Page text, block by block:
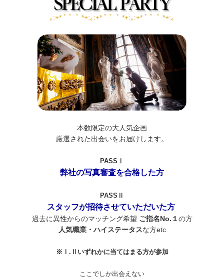
｡:+* ﾟ ゜ﾟ *+:｡:+* ﾟ ゜ﾟ *+:｡:+* ﾟ ゜ﾟ *+:｡
本数限定の大人気企画
厳選された出会いをお届けします。
PASSⅠ
弊社の写真審査を合格した方
PASSⅡ
スタッフが招待させていただいた方
過去に異性からのマッチング希望 ご指名No.１の方
人気職業・ハイステータスな方etc
※Ⅰ.Ⅱいずれかに当てはまる方が参加
ここでしか出会えない